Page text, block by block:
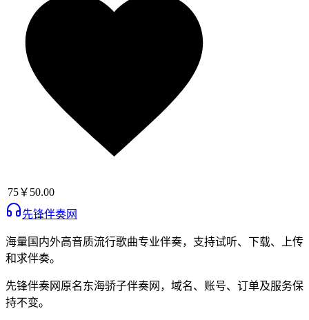
75￥50.00
先锋伴奏网
海量国内外高音质流行歌曲专业伴奏，支持试听、下载、上传
和求伴奏。
先锋伴奏网 原名东海骄子伴奏网 ，域名、账号、订单及服务保
持不变。